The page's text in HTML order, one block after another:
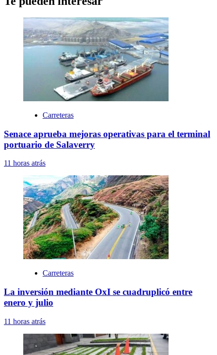
Carreteras
Senace aprueba mejoras operativas para el terminal
portuario de Salaverry
11 horas atrás
Carreteras
La inversión mediante OxI se cuadruplicó entre
enero y julio
11 horas atrás